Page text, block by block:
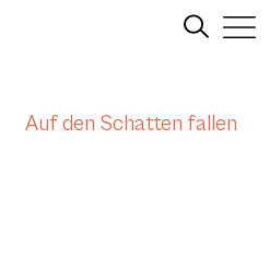
Auf den Schatten fallen